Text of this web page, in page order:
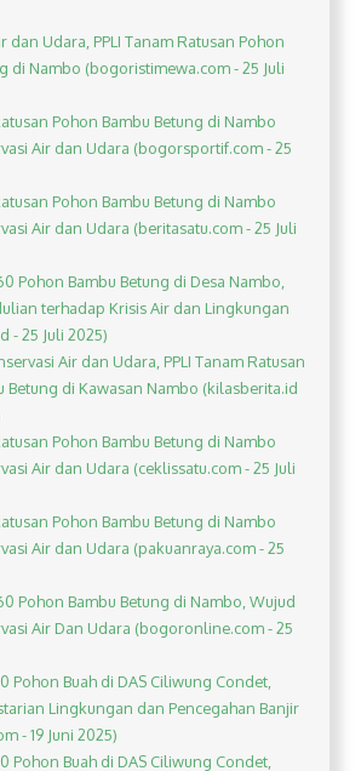
dan Udara, PPLI Tanam Ratusan Pohon
di Nambo (bogoristimewa.com - 25 Juli
Pohon Bambu Betung di Nambo
Air dan Udara (bogorsportif.com - 25
Pohon Bambu Betung di Nambo
Air dan Udara (beritasatu.com - 25 Juli
Pohon Bambu Betung di Desa Nambo,
terhadap Krisis Air dan Lingkungan
- 25 Juli 2025)
Air dan Udara, PPLI Tanam Ratusan
Betung di Kawasan Nambo (kilasberita.id
Pohon Bambu Betung di Nambo
Air dan Udara (ceklissatu.com - 25 Juli
Pohon Bambu Betung di Nambo
Air dan Udara (pakuanraya.com - 25
Pohon Bambu Betung di Nambo, Wujud
Air Dan Udara (bogoronline.com - 25
Pohon Buah di DAS Ciliwung Condet,
Lingkungan dan Pencegahan Banjir
- 19 Juni 2025)
Pohon Buah di DAS Ciliwung Condet,